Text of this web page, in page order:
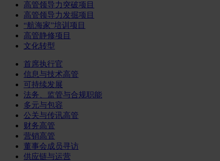
高管领导力突破项目
高管领导力发掘项目
“航海家”培训项目
高管静修项目
文化转型
首席执行官
信息与技术高管
可持续发展
法务、监管与合规职能
多元与包容
公关与传讯高管
财务高管
营销高管
董事会成员寻访
供应链与运营